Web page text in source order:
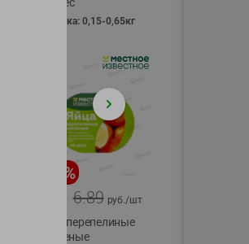
фасовка: 0,15-0,65кг
%
6.89 руб./шт
Яйца перепелиные
копченые